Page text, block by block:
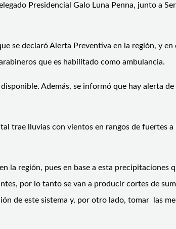
Presidencial Galo Luna Penna, junto a
se declaró Alerta Preventiva en la región, y
que es habilitado como ambulancia.
Además, se informó que hay alerta
trae lluvias con vientos en rangos de fuertes
la región, pues en base a esta precipitaciones
por lo tanto se van a producir cortes de
de este sistema y, por otro lado, tomar las